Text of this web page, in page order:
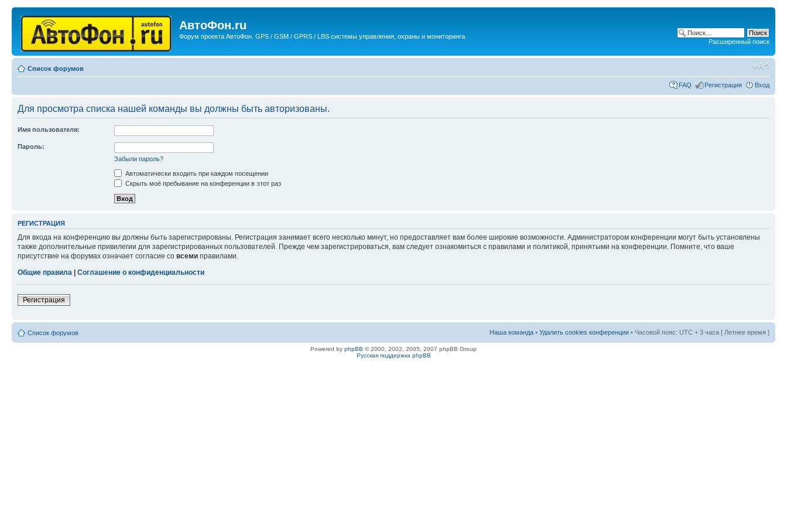
АвтоФон.ru
Форум проекта АвтоФон. GPS / GSM / GPRS / LBS системы управления, охраны и мониторинга.
Расширенный поиск
Список форумов
FAQ Регистрация Вход
Для просмотра списка нашей команды вы должны быть авторизованы.
Имя пользователя:
Пароль:
Забыли пароль?
Автоматически входить при каждом посещении
Скрыть моё пребывание на конференции в этот раз
РЕГИСТРАЦИЯ
Для входа на конференцию вы должны быть зарегистрированы. Регистрация занимает всего несколько минут, но предоставляет вам более широкие возможности. Администратором конференции могут быть установлены
также дополнительные привилегии для зарегистрированных пользователей. Прежде чем зарегистрироваться, вам следует ознакомиться с правилами и политикой, принятыми на конференции. Помните, что ваше
присутствие на форумах означает согласие со всеми правилами.
Общие правила | Соглашение о конфиденциальности
Регистрация
Список форумов Наша команда • Удалить cookies конференции • Часовой пояс: UTC + 3 часа [ Летнее время ]
Powered by phpBB © 2000, 2002, 2005, 2007 phpBB Group
Русская поддержка phpBB